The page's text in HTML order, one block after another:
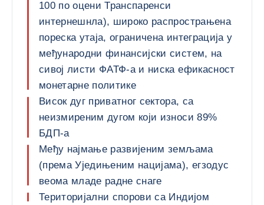
100 по оцени Транспаренси
интернешнла), широко распрострањена
пореска утаја, ограничена интеграција у
међународни финансијски систем, на
сивој листи ФАТФ-а и ниска ефикасност
монетарне политике
Висок дуг приватног сектора, са
неизмиреним дугом који износи 89%
БДП-а
Међу најмање развијеним земљама
(према Уједињеним нацијама), егзодус
веома младе радне снаге
Територијални спорови са Индијом